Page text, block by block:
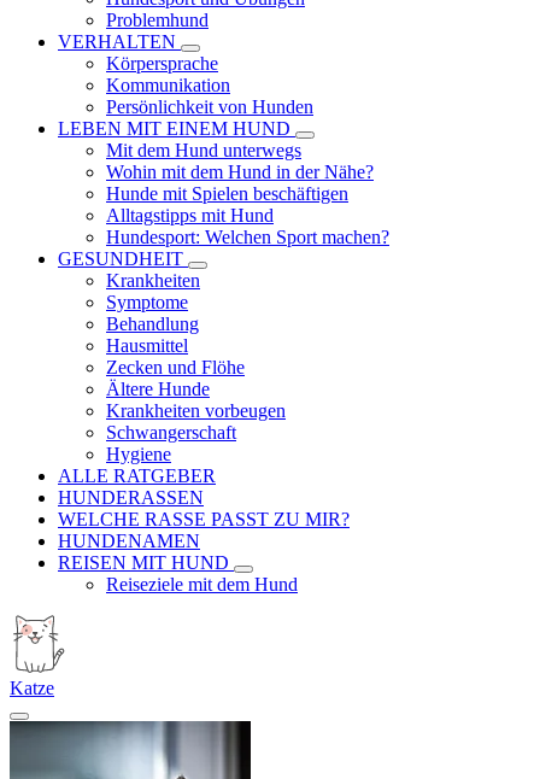
Problemhund
VERHALTEN
Körpersprache
Kommunikation
Persönlichkeit von Hunden
LEBEN MIT EINEM HUND
Mit dem Hund unterwegs
Wohin mit dem Hund in der Nähe?
Hunde mit Spielen beschäftigen
Alltagstipps mit Hund
Hundesport: Welchen Sport machen?
GESUNDHEIT
Krankheiten
Symptome
Behandlung
Hausmittel
Zecken und Flöhe
Ältere Hunde
Krankheiten vorbeugen
Schwangerschaft
Hygiene
ALLE RATGEBER
HUNDERASSEN
WELCHE RASSE PASST ZU MIR?
HUNDENAMEN
REISEN MIT HUND
Reiseziele mit dem Hund
Katze